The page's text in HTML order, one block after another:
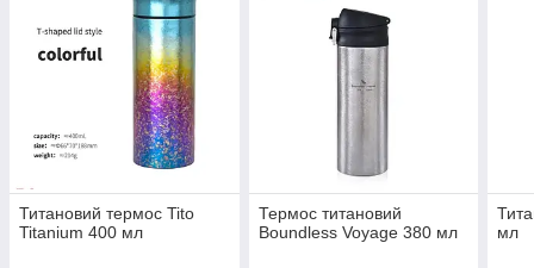
Титановий термос Tito
Titanium 400 мл
Термос титановий
Boundless Voyage 380 мл
мл